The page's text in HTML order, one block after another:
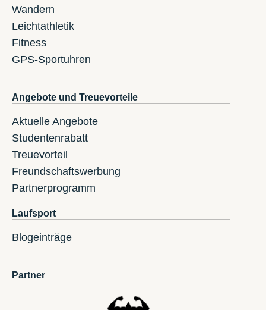
Wandern
Leichtathletik
Fitness
GPS-Sportuhren
Angebote und Treuevorteile
Aktuelle Angebote
Studentenrabatt
Treuevorteil
Freundschaftswerbung
Partnerprogramm
Laufsport
Blogeinträge
Partner